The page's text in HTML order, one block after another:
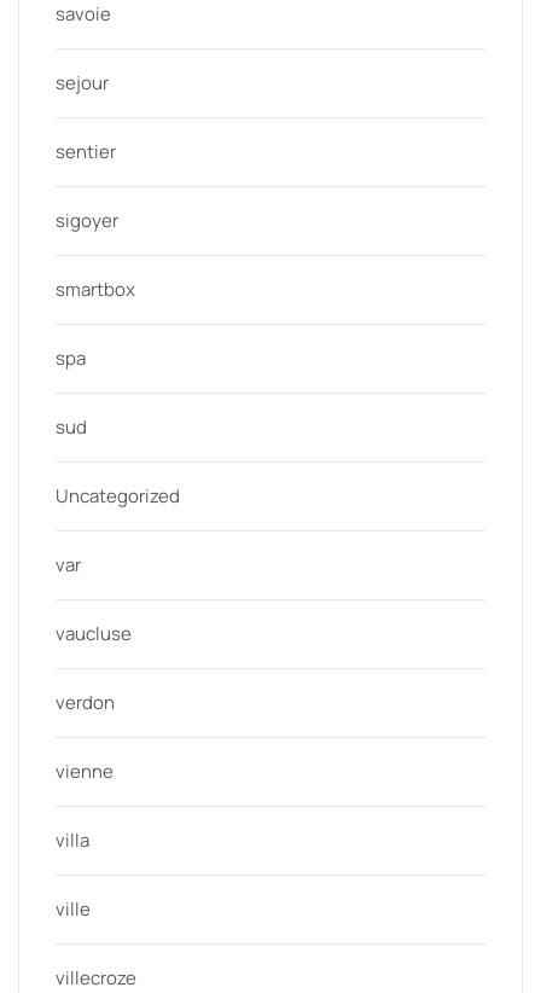
savoie
sejour
sentier
sigoyer
smartbox
spa
sud
Uncategorized
var
vaucluse
verdon
vienne
villa
ville
villecroze